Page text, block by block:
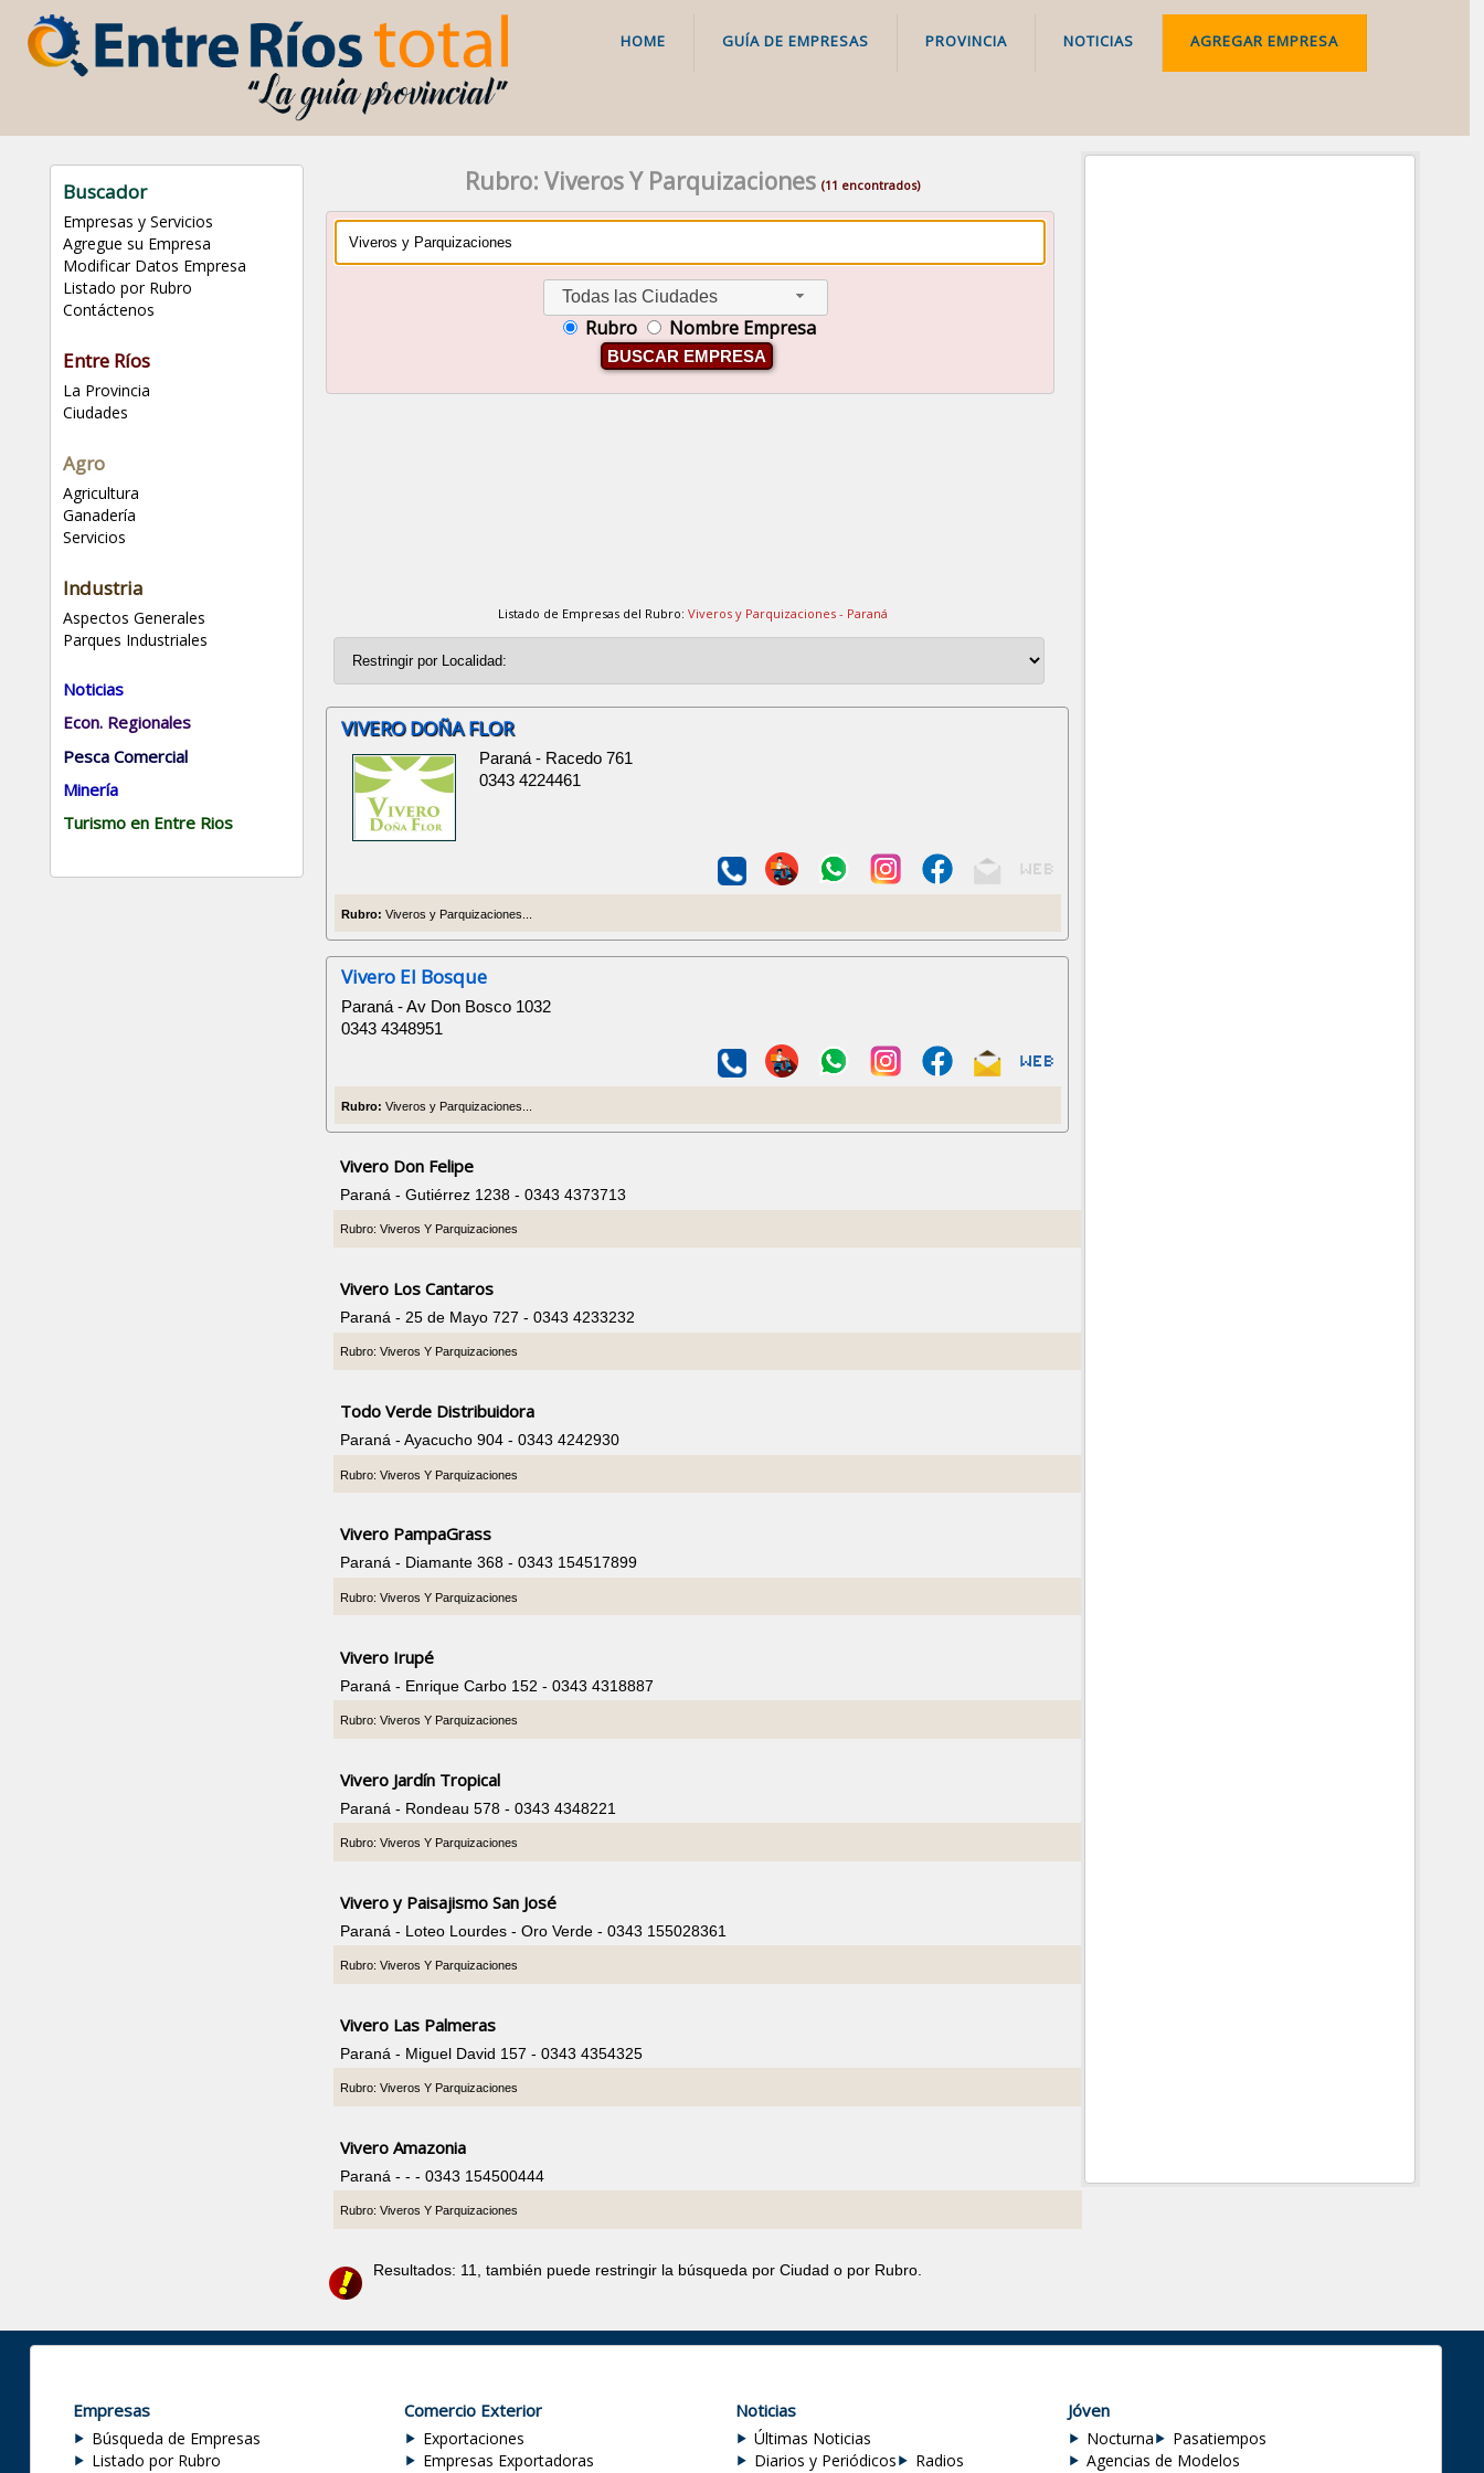
HOME GUÍA DE EMPRESAS PROVINCIA NOTICIAS AGREGAR EMPRESA
Buscador
Empresas y Servicios
Agregue su Empresa
Modificar Datos Empresa
Listado por Rubro
Contáctenos
Entre Ríos
La Provincia
Ciudades
Agro
Agricultura
Ganadería
Servicios
Industria
Aspectos Generales
Parques Industriales
Noticias
Econ. Regionales
Pesca Comercial
Minería
Turismo en Entre Rios
Rubro: Viveros Y Parquizaciones(11 encontrados)
Todas las Ciudades
Rubro Nombre Empresa
BUSCAR EMPRESA
Listado de Empresas del Rubro: Viveros y Parquizaciones - Paraná
VIVERO DOÑA FLOR
Paraná - Racedo 761
0343 4224461
Rubro: Viveros y Parquizaciones...
Vivero El Bosque
Paraná - Av Don Bosco 1032
0343 4348951
Rubro: Viveros y Parquizaciones...
Vivero Don Felipe
Paraná - Gutiérrez 1238 - 0343 4373713
Rubro: Viveros Y Parquizaciones
Vivero Los Cantaros
Paraná - 25 de Mayo 727 - 0343 4233232
Rubro: Viveros Y Parquizaciones
Todo Verde Distribuidora
Paraná - Ayacucho 904 - 0343 4242930
Rubro: Viveros Y Parquizaciones
Vivero PampaGrass
Paraná - Diamante 368 - 0343 154517899
Rubro: Viveros Y Parquizaciones
Vivero Irupé
Paraná - Enrique Carbo 152 - 0343 4318887
Rubro: Viveros Y Parquizaciones
Vivero Jardín Tropical
Paraná - Rondeau 578 - 0343 4348221
Rubro: Viveros Y Parquizaciones
Vivero y Paisajismo San José
Paraná - Loteo Lourdes - Oro Verde - 0343 155028361
Rubro: Viveros Y Parquizaciones
Vivero Las Palmeras
Paraná - Miguel David 157 - 0343 4354325
Rubro: Viveros Y Parquizaciones
Vivero Amazonia
Paraná - - - 0343 154500444
Rubro: Viveros Y Parquizaciones
Resultados: 11, también puede restringir la búsqueda por Ciudad o por Rubro.
Empresas
Búsqueda de Empresas
Listado por Rubro
Comercio Exterior
Exportaciones
Empresas Exportadoras
Noticias
Últimas Noticias
Diarios y Periódicos
Radios
Jóven
Nocturna
Pasatiempos
Agencias de Modelos